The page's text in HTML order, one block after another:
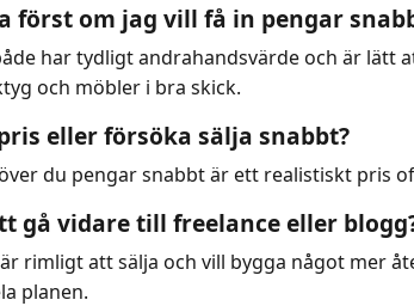
först om jag vill få in pengar
har tydligt andrahandsvärde och är lätt
och möbler i bra skick.
eller försöka sälja snabbt?
du pengar snabbt är ett realistiskt pris
gå vidare till freelance eller
rimligt att sälja och vill bygga något mer
planen.